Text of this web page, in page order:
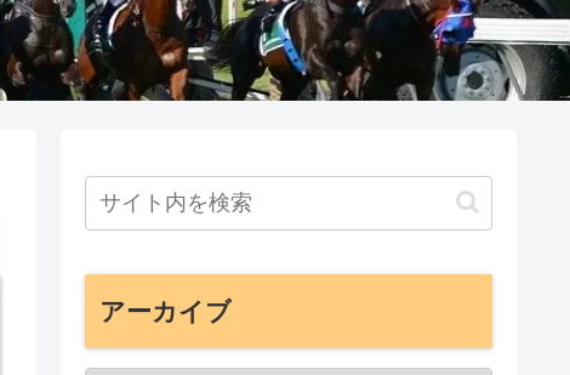
アーカイブ